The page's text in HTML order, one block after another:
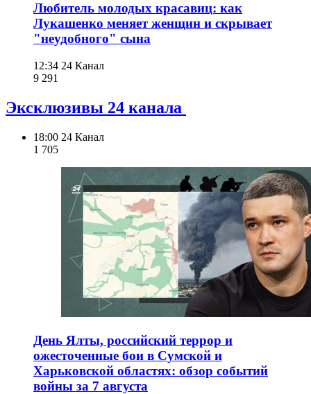
Любитель молодых красавиц: как
Лукашенко меняет женщин и скрывает
"неудобного" сына
12:34 24 Канал
9 291
Эксклюзивы 24 канала
18:00 24 Канал
1 705
День Ялты, российский террор и
ожесточенные бои в Сумской и
Харьковской областях: обзор событий
войны за 7 августа